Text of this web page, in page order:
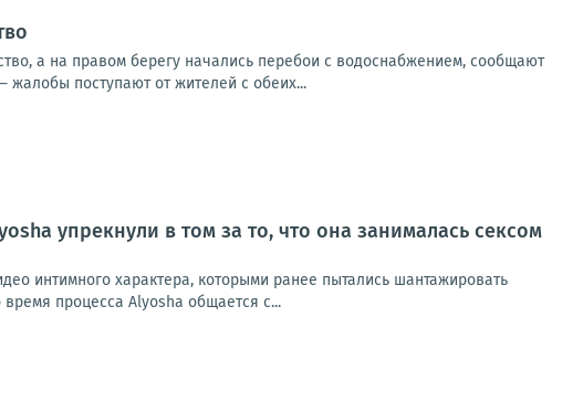
а на правом берегу начались перебои с водоснабжением, сообщают
поступают от жителей с обеих...
упрекнули в том за то, что она занималась сексом
интимного характера, которыми ранее пытались шантажировать
процесса Alyosha общается с...